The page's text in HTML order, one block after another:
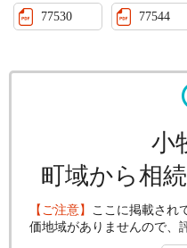
77530 77544
小
町域から相
【ご注意】 ここに掲載され
価地域がありませんので、